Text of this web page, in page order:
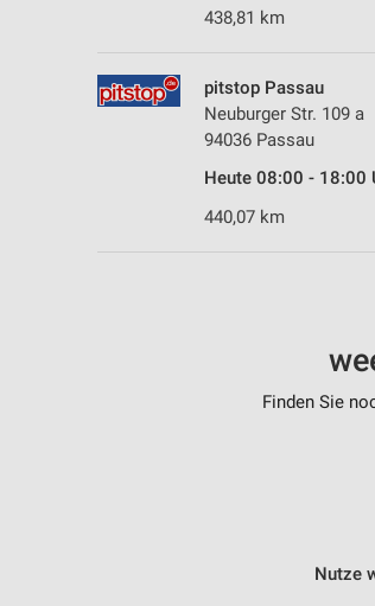
438,81 km
pitstop Passau
Neuburger Str. 109 a
94036 Passau
Heute 08:00 - 18:00
440,07 km
Finden Sie
Nutze